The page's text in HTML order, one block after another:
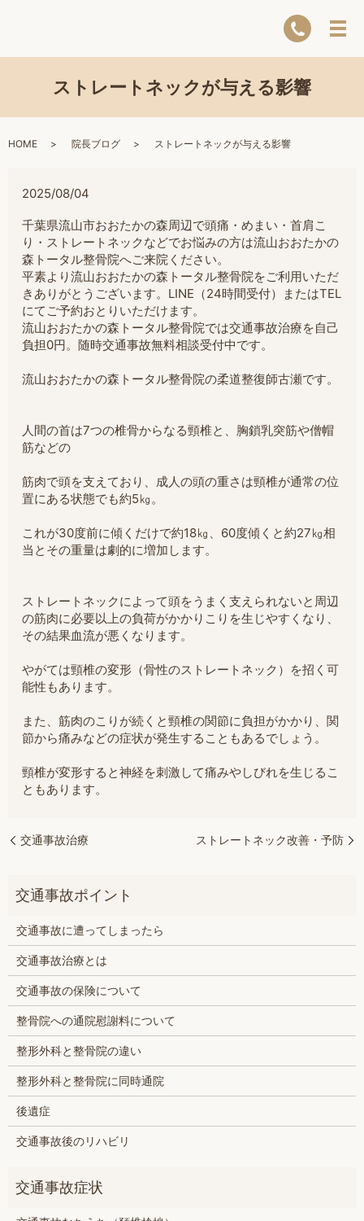
ストレートネックが与える影響
HOME 院長ブログ ストレートネックが与える影響
2025/08/04
千葉県流山市おおたかの森周辺で頭痛・めまい・首肩こ
り・ストレートネックなどでお悩みの方は流山おおたかの
森トータル整骨院へご来院ください。
平素より流山おおたかの森トータル整骨院をご利用いただ
きありがとうございます。LINE（24時間受付）またはTEL
にてご予約おとりいただけます。
流山おおたかの森トータル整骨院では交通事故治療を自己
負担0円。随時交通事故無料相談受付中です。
流山おおたかの森トータル整骨院の柔道整復師古瀬です。
人間の首は7つの椎骨からなる頸椎と、胸鎖乳突筋や僧帽
筋などの
筋肉で頭を支えており、成人の頭の重さは頸椎が通常の位
置にある状態でも約5㎏。
これが30度前に傾くだけで約18㎏、60度傾くと約27㎏相
当とその重量は劇的に増加します。
ストレートネックによって頭をうまく支えられないと周辺
の筋肉に必要以上の負荷がかかりこりを生じやすくなり、
その結果血流が悪くなります。
やがては頸椎の変形（骨性のストレートネック）を招く可
能性もあります。
また、筋肉のこりが続くと頸椎の関節に負担がかかり、関
節から痛みなどの症状が発生することもあるでしょう。
頸椎が変形すると神経を刺激して痛みやしびれを生じるこ
ともあります。
交通事故治療 ストレートネック改善・予防
交通事故に遭ってしまったら
交通事故治療とは
交通事故の保険について
整骨院への通院慰謝料について
整形外科と整骨院の違い
整形外科と整骨院に同時通院
後遺症
交通事故後のリハビリ